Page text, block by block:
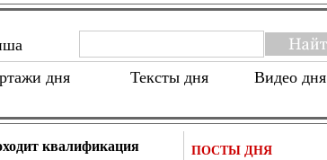
дня Тексты дня Видео дня
квалификация
ПОСТЫ ДНЯ